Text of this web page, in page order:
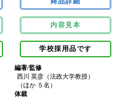
内容見本
学校採用品です
編著/監修
西川 英彦（法政大学教授）
（ほか ５名）
体裁